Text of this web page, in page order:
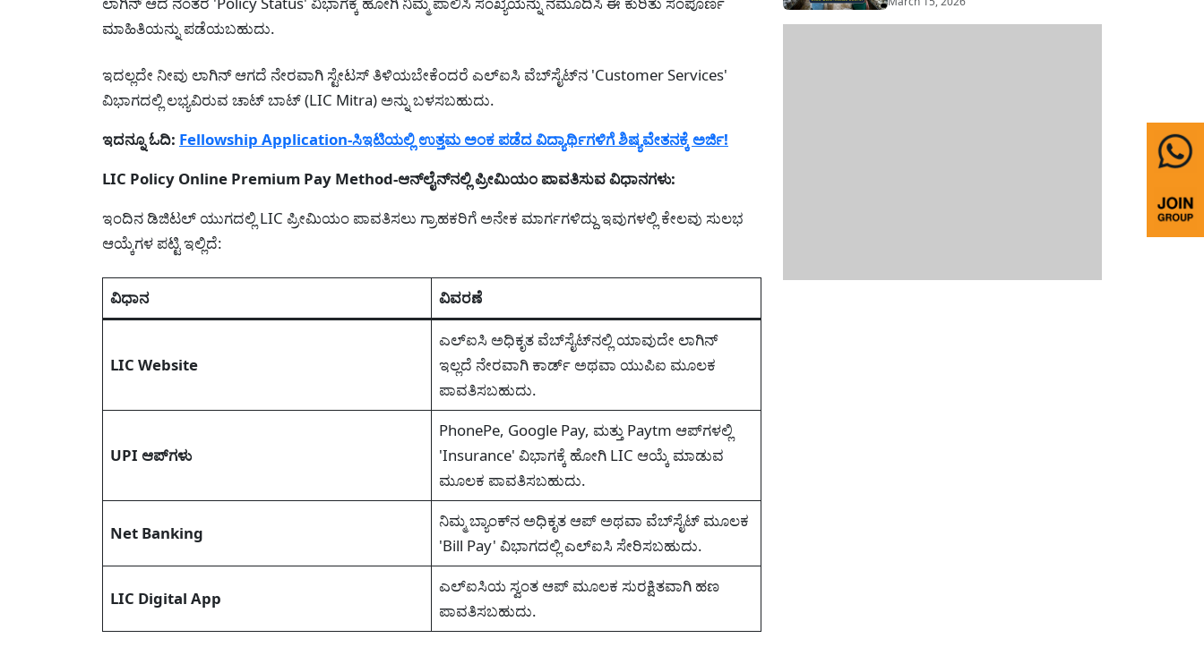
ಮಾಹಿತಿಯನ್ನು ಪಡೆಯಬಹುದು.
ಇದಲ್ಲದೇ ನೀವು ಲಾಗಿನ್ ಆಗದೆ ನೇರವಾಗಿ ಸ್ಟೇಟಸ್ ತಿಳಿಯಬೇಕೆಂದರೆ ಎಲ್ಐಸಿ ವೆಬ್‌ಸೈಟ್‌ನ 'Customer Services'
ವಿಭಾಗದಲ್ಲಿ ಲಭ್ಯವಿರುವ ಚಾಟ್ ಬಾಟ್ (LIC Mitra) ಅನ್ನು ಬಳಸಬಹುದು.
ಇದನ್ನೂ ಓದಿ: Fellowship Application-ಸಿಇಟಿಯಲ್ಲಿ ಉತ್ತಮ ಅಂಕ ಪಡೆದ ವಿದ್ಯಾರ್ಥಿಗಳಿಗೆ ಶಿಷ್ಯವೇತನಕ್ಕೆ ಅರ್ಜಿ!
LIC Policy Online Premium Pay Method-ಆನ್‌ಲೈನ್‌ನಲ್ಲಿ ಪ್ರೀಮಿಯಂ ಪಾವತಿಸುವ ವಿಧಾನಗಳು:
ಇಂದಿನ ಡಿಜಿಟಲ್ ಯುಗದಲ್ಲಿ LIC ಪ್ರೀಮಿಯಂ ಪಾವತಿಸಲು ಗ್ರಾಹಕರಿಗೆ ಅನೇಕ ಮಾರ್ಗಗಳಿದ್ದು ಇವುಗಳಲ್ಲಿ ಕೇಲವು ಸುಲಭ
ಆಯ್ಕೆಗಳ ಪಟ್ಟಿ ಇಲ್ಲಿದೆ:
ವಿಧಾನ ವಿವರಣೆ
LIC Website
ಎಲ್ಐಸಿ ಅಧಿಕೃತ ವೆಬ್‌ಸೈಟ್‌ನಲ್ಲಿ ಯಾವುದೇ ಲಾಗಿನ್
ಇಲ್ಲದೆ ನೇರವಾಗಿ ಕಾರ್ಡ್ ಅಥವಾ ಯುಪಿಐ ಮೂಲಕ
ಪಾವತಿಸಬಹುದು.
UPI ಆಪ್‌ಗಳು
PhonePe, Google Pay, ಮತ್ತು Paytm ಆಪ್‌ಗಳಲ್ಲಿ
'Insurance' ವಿಭಾಗಕ್ಕೆ ಹೋಗಿ LIC ಆಯ್ಕೆ ಮಾಡುವ
ಮೂಲಕ ಪಾವತಿಸಬಹುದು.
Net Banking
ನಿಮ್ಮ ಬ್ಯಾಂಕ್‌ನ ಅಧಿಕೃತ ಆಪ್ ಅಥವಾ ವೆಬ್‌ಸೈಟ್ ಮೂಲಕ
'Bill Pay' ವಿಭಾಗದಲ್ಲಿ ಎಲ್ಐಸಿ ಸೇರಿಸಬಹುದು.
LIC Digital App
ಎಲ್ಐಸಿಯ ಸ್ವಂತ ಆಪ್ ಮೂಲಕ ಸುರಕ್ಷಿತವಾಗಿ ಹಣ
ಪಾವತಿಸಬಹುದು.